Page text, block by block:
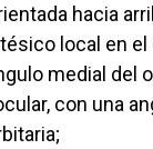
hacia
local en el
medial
con una